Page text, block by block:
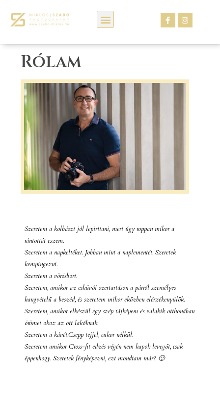
Rólam
Szeretem a kolbászt jól lepirítani, mert úgy roppan mikor a
rántottát eszem.
Szeretem a napkeltéket. Jobban mint a naplementét. Szeretek
kempingezni.
Szeretem a vörösbort.
Szeretem, amikor az esküvői szertartáson a párról személyes
hangvételű a beszéd, és szeretem mikor eközben elérzékenyülök.
Szeretem, amikor elkészül egy szép tájképem és valakik otthonában
örömet okoz az ott lakóknak.
Szeretem a kávét.Csepp tejjel, cukor nélkül.
Szeretem amikor Cross-fit edzés végén nem kapok levegőt, csak
éppenhogy. Szeretek fényképezni, ezt mondtam már? 🙂